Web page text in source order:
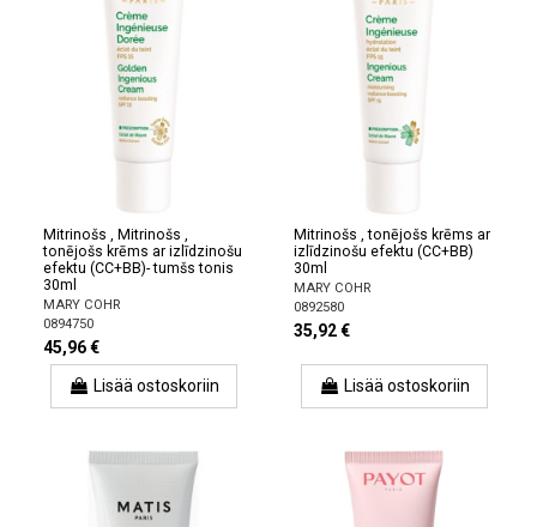
Mitrinošs , Mitrinošs ,
tonējošs krēms ar izlīdzinošu
efektu (CC+BB)- tumšs tonis
30ml
MARY COHR
0894750
45,96 €
Lisää ostoskoriin
Mitrinošs , tonējošs krēms ar
izlīdzinošu efektu (CC+BB)
30ml
MARY COHR
0892580
35,92 €
Lisää ostoskoriin